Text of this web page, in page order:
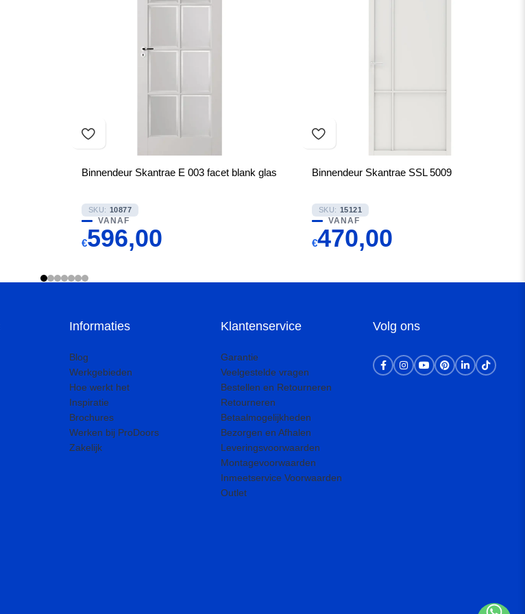
Binnendeur Skantrae E 003 facet blank glas
SKU: 10877
VANAF
€596,00
Binnendeur Skantrae SSL 5009
SKU: 15121
VANAF
€470,00
Informaties
Blog
Werkgebieden
Hoe werkt het
Inspiratie
Brochures
Werken bij ProDoors
Zakelijk
Klantenservice
Garantie
Veelgestelde vragen
Bestellen en Retourneren
Retourneren
Betaalmogelijkheden
Bezorgen en Afhalen
Leveringsvoorwaarden
Montagevoorwaarden
Inmeetservice Voorwaarden
Outlet
Volg ons